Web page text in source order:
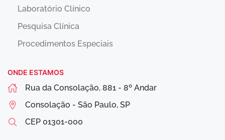
Laboratório Clínico
Pesquisa Clínica
Procedimentos Especiais
ONDE ESTAMOS
Rua da Consolação, 881 - 8º Andar
Consolação - São Paulo, SP
CEP 01301-000